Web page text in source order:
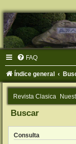
FAQ
Índice general
Revista Clasica
Buscar
Consulta